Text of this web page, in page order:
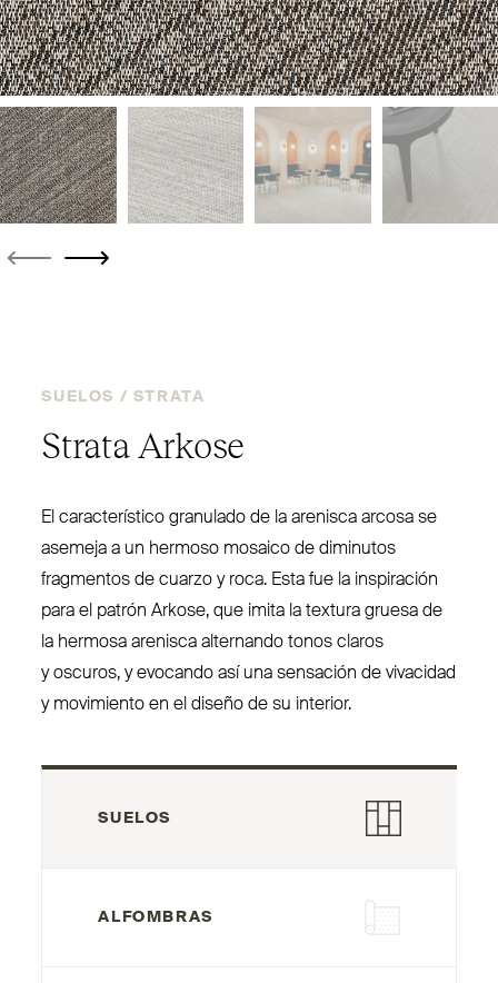
SUELOS / STRATA
Strata Arkose
El carac­te­rístico granulado de la arenisca arcosa se
asemeja a un hermoso mosaico de diminutos
fragmentos de cuarzo y roca. Esta fue la ins­piración
para el patrón Arkose, que imita la textura gruesa de
la hermosa arenisca alternando tonos claros
y oscuros, y evocando así una sensación de vivacidad
y movimiento en el diseño de su interior.
SUELOS
ALFOMBRAS